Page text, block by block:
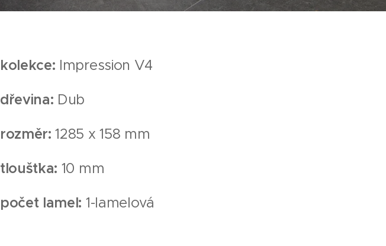
kolekce: Impression V4
dřevina: Dub
rozměr: 1285 x 158 mm
tloušťka: 10 mm
počet lamel: 1-lamelová